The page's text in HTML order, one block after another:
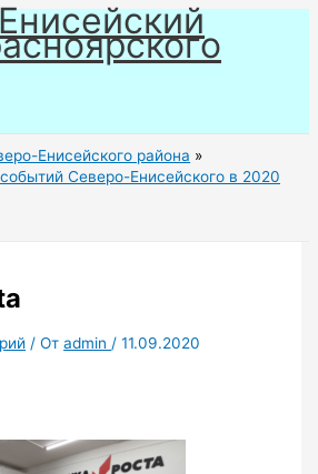
Енисейского района
Северо-Енисейского в 2020
/ Отadmin /11.09.2020